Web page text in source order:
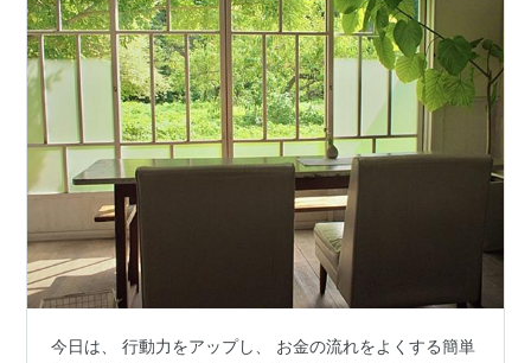
今日は、 行動力をアップし、 お金の流れをよくする簡単